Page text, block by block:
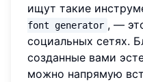
ищут такие
font generator , —
социальных сетях.
созданные вами
можно напрямую